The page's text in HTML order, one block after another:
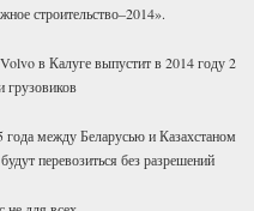
строительство–2014».
в Калуге выпустит в 2014 году 2
грузовиков
года между Беларусью и Казахстаном
перевозиться без разрешений